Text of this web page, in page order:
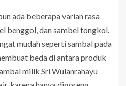
ada beberapa varian rasa
benggol, dan sambel tongkol.
mudah seperti sambal pada
beda di antara produk
milik Sri Wulanrahayu